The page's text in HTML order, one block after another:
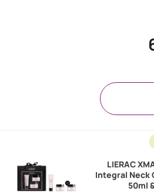
LIERAC
Integral Neck
50ml